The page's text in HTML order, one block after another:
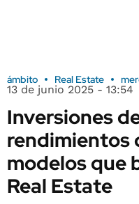
ámbito Real Estate
13 de junio 2025 - 13:54
Inversiones
rendimientos
modelos que
Real Estate